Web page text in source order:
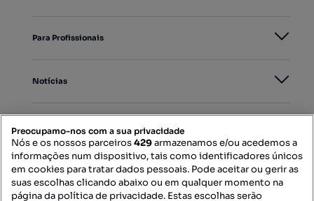
Para Profissionais
Notícias
Mapa do Site
Preocupamo-nos com a sua privacidade
Nós e os nossos parceiros429armazenamos e/ou acedemos a
informações num dispositivo, tais como identificadores únicos
em cookies para tratar dados pessoais. Pode aceitar ou gerir as
suas escolhas clicando abaixo ou em qualquer momento na
página da política de privacidade. Estas escolhas serão